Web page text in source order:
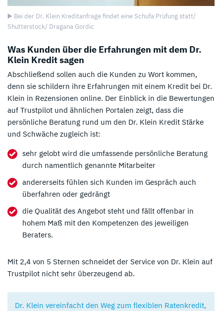
▶️ Bei der Dr. Klein Kreditanfrage findet eine Schufa Prüfung statt/
Shutterstock/ Dragana Gordic
Was Kunden über die Erfahrungen mit dem Dr.
Klein Kredit sagen
Abschließend sollen auch die Kunden zu Wort kommen,
denn sie schildern ihre Erfahrungen mit einem Kredit bei Dr.
Klein in Rezensionen online. Der Einblick in die Bewertungen
auf Trustpilot und ähnlichen Portalen zeigt, dass die
persönliche Beratung rund um den Dr. Klein Kredit Stärke
und Schwäche zugleich ist:
sehr gelobt wird die umfassende persönliche Beratung
durch namentlich genannte Mitarbeiter
andererseits fühlen sich Kunden im Gespräch auch
überfahren oder gedrängt
die Qualität des Angebot steht und fällt offenbar in
hohem Maß mit den Kompetenzen des jeweiligen
Beraters.
Mit 2,4 von 5 Sternen schneidet der Service von Dr. Klein auf
Trustpilot nicht sehr überzeugend ab.
Dr. Klein vereinfacht den Weg zum flexiblen Ratenkredit,